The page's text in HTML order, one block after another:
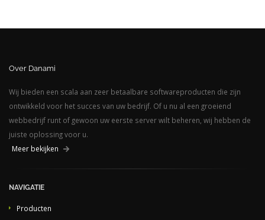
Over Danami
Wij bieden een scala aan zeer betaalbare softwareproducten die zijn
ontwikkeld voor het succes van uw bedrijf. Of u nu al een groeiend
webbedrijf runt of gewoon uw eerste server wilt beheren, wij hebben de
juiste oplossing voor u.
Meer bekijken
NAVIGATIE
Producten